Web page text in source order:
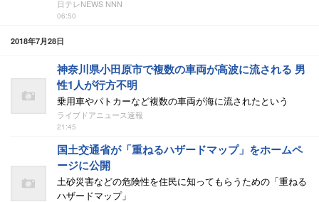
日テレNEWS NNN
06:50
2018年7月28日
神奈川県小田原市で複数の車両が高波に流される 男
性1人が行方不明
乗用車やパトカーなど複数の車両が海に流されたという
ライブドアニュース速報
21:45
国土交通省が「重ねるハザードマップ」をホームペ
ージに公開
土砂災害などの危険性を住民に知ってもらうための「重ねる
ハザードマップ」